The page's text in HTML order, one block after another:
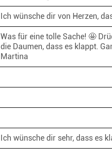
Ich wünsche dir von Herzen,
Was für eine tolle Sache! 🤩
die Daumen, dass es klappt.
Martina
Ich wünsche dir sehr, dass es